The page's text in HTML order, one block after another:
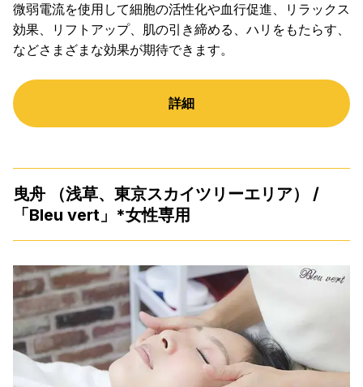
微弱電流を使用して細胞の活性化や血行促進、リラックス
効果、リフトアップ、肌の引き締める、ハリをもたらす、
などさまざまな効果が期待できます。
詳細
曳舟 （浅草、東京スカイツリーエリア） /
「Bleu vert」*女性専用